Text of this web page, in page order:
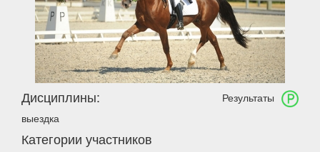
Результаты
Дисциплины:
выездка
Категории участников